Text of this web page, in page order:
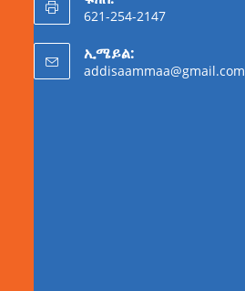
621-254-2147
ኢሜይል:
addisaammaa@gmail.com